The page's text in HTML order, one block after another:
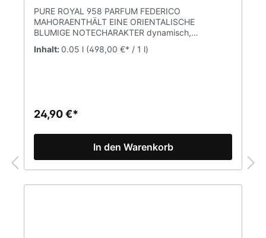
PURE ROYAL 958 PARFUM FEDERICO
MAHORAENTHÄLT EINE ORIENTALISCHE
BLUMIGE NOTECHARAKTER dynamisch,
faszinierendDUFTNOTENKOPFNOTE Bergamotte,
Zitrone, Salbei, ZypresseHERZNOTE Rosa
FM WORLD. Alle Produkte sind Originalprodukte
von FM (Federico Mahora).
Inhalt: 0.05 l (498,00 €* / 1 l)
24,90 €*
In den Warenkorb